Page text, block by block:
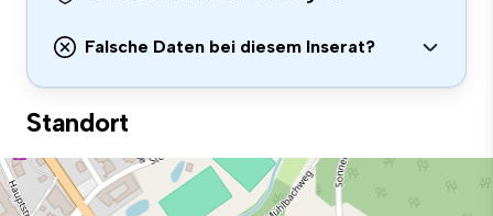
Falsche Daten bei diesem Inserat?
Standort